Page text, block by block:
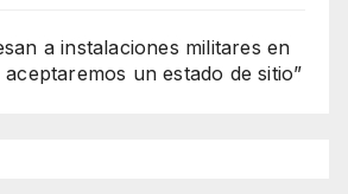
a instalaciones militares en
un estado de sitio”